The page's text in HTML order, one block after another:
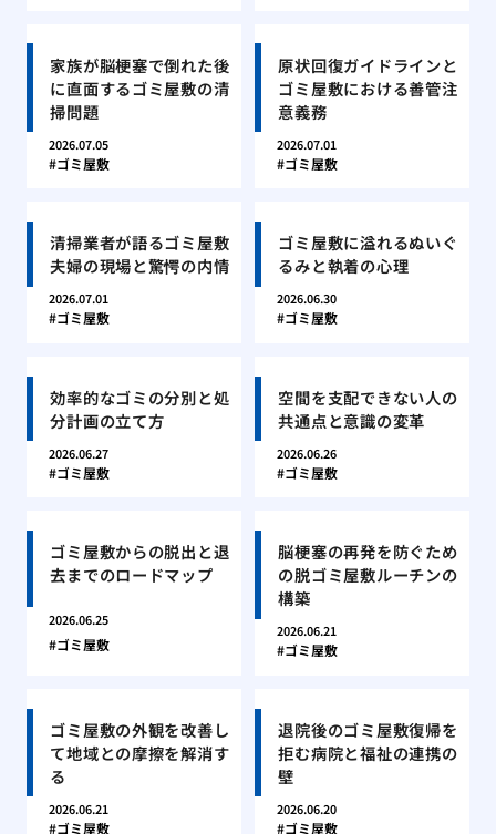
家族が脳梗塞で倒れた後
に直面するゴミ屋敷の清
掃問題
2026.07.05
ゴミ屋敷
原状回復ガイドラインと
ゴミ屋敷における善管注
意義務
2026.07.01
ゴミ屋敷
清掃業者が語るゴミ屋敷
夫婦の現場と驚愕の内情
2026.07.01
ゴミ屋敷
ゴミ屋敷に溢れるぬいぐ
るみと執着の心理
2026.06.30
ゴミ屋敷
効率的なゴミの分別と処
分計画の立て方
2026.06.27
ゴミ屋敷
空間を支配できない人の
共通点と意識の変革
2026.06.26
ゴミ屋敷
ゴミ屋敷からの脱出と退
去までのロードマップ
2026.06.25
ゴミ屋敷
脳梗塞の再発を防ぐため
の脱ゴミ屋敷ルーチンの
構築
2026.06.21
ゴミ屋敷
ゴミ屋敷の外観を改善し
て地域との摩擦を解消す
る
2026.06.21
ゴミ屋敷
退院後のゴミ屋敷復帰を
拒む病院と福祉の連携の
壁
2026.06.20
ゴミ屋敷